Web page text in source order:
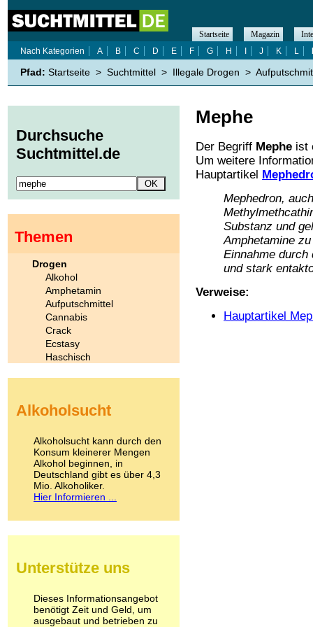
Mephe
Der Begriff Mephe ist
Um weitere
Hauptartikel
Mephedron,
Substanz und
Amphetamine
Einnahme
und stark
Verweise:
Hauptartikel
Startseite Magazin
Nach Kategorien
A B C D E F G H J K L
Pfad: Startseite > Suchtmittel > Illegale Drogen >
Durchsuche
Suchtmittel.de
Themen
Drogen
Alkohol
Amphetamin
Aufputschmittel
Cannabis
Crack
Ecstasy
Haschisch
Kokain
LSD
Marihuana
Medikamente
Meskalin
Metamphetamin
Methadon
Pilze
Psychopharmaka
Schlafmittel
Schmerzmittel
Alkoholsucht
Alkoholsucht kann durch den
Konsum kleinerer Mengen
Alkohol beginnen, in
Deutschland gibt es über 4,3
Mio. Alkoholiker.
Hier Informieren ...
Unterstütze uns
Dieses Informationsangebot
benötigt Zeit und Geld, um
ausgebaut und betrieben zu